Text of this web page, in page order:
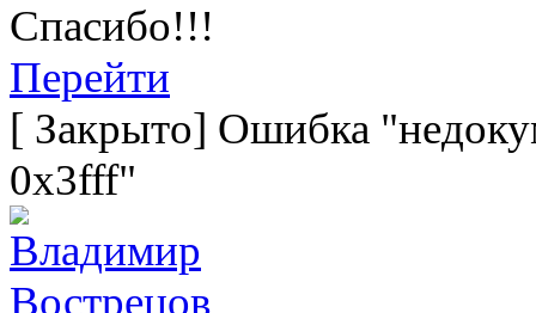
Спасибо!!!
Перейти
[ Закрыто] Ошибка
0x3fff"